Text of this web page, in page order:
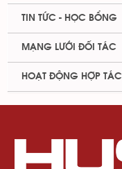
TIN TỨC - HỌC BỔNG
MẠNG LƯỚI ĐỐI TÁC
HOẠT ĐỘNG HỢP TÁC